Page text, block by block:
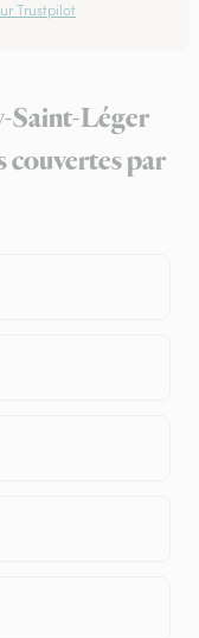
Trustpilot
Saint-Léger
couvertes par